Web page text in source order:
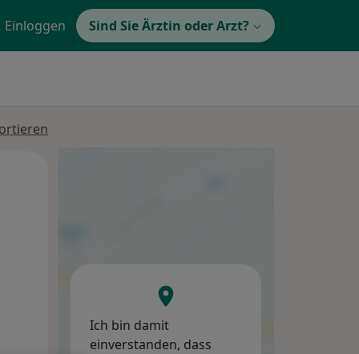
Einloggen Sind Sie Ärztin oder Arzt?
Ich bin damit
einverstanden, dass